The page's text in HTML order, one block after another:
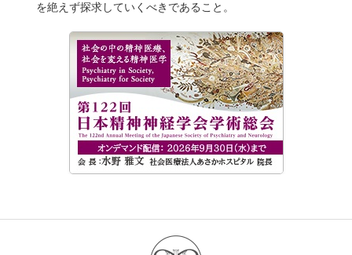
を絶えず探求していくべきであること。